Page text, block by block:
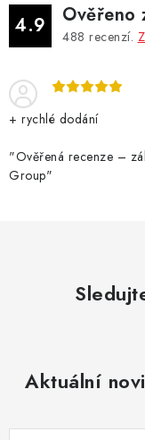
4.9 Ověřeno
488 recenzí.
+ rychlé dodání
"Ověřená recenze –
Group"
Aktuální